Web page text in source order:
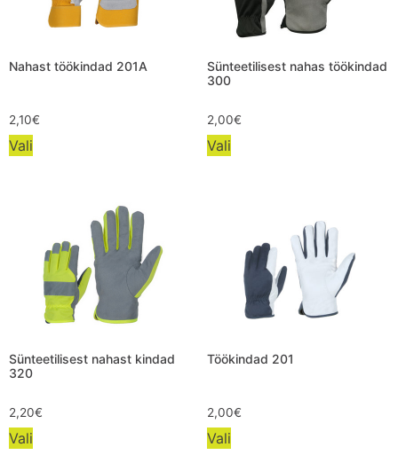
Nahast töökindad 201A
2,10€
Vali
Sünteetilisest nahas töökindad
300
2,00€
Vali
Sünteetilisest nahast kindad
320
2,20€
Vali
Töökindad 201
2,00€
Vali